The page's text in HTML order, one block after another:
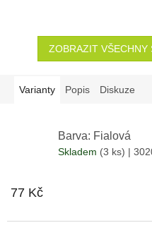
ZOBRAZIT VŠECHNY
Varianty Popis Diskuze
Barva: Fialová
Skladem (3 ks) |
77 Kč